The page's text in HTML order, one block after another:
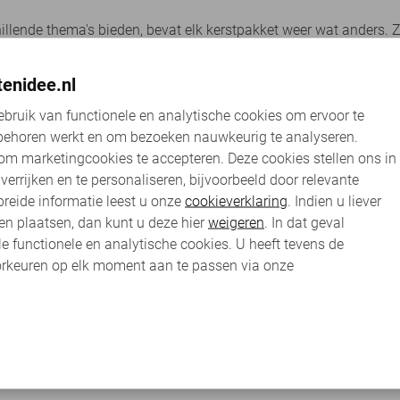
thema's bieden, bevat elk kerstpakket weer wat
producten, zoals groentechips, kruiden en oliën.
Drachten op zoek bent naar gezonde kerstpakketten, dan
en ook meteen even
U klikt op uw gewenste kerstpakket, geeft een
met het samenstellen van uw kerstpakketten. Hiermee
dan niet te lang met bestellen, want de kans is aanwezig
Doordat we elk jaar vele bestellingen ontvangen uit
via vrachtwagens getransporteerd, maar kunnen ook
Bestellingen worden op werkdagen tussen 08:00 en
bijvoorbeeld
komt eraan!
We zijn druk bezig met het online
vernieuwde kerstpakketten aanbod.
Deze staat uiterlijkmaandag 10
vanaf dat moment te bestellen.
Met feestelijke groet,
Team:Kerstpakkettenidee.nl
van functionele en analytische cookies om ervoor te
werkt en om bezoeken nauwkeurig te analyseren.
marketingcookies te accepteren. Deze cookies stellen ons in
en te personaliseren, bijvoorbeeld door relevante
informatie leest u onze cookieverklaring. Indien u liever
plaatsen, dan kunt u deze hierweigeren. In dat geval
functionele en analytische cookies. U heeft tevens de
op elk moment aan te passen via onze